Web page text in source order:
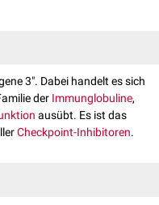
3". Dabei handelt es sich
der Immunglobuline,
ausübt. Es ist das
Checkpoint-Inhibitoren.